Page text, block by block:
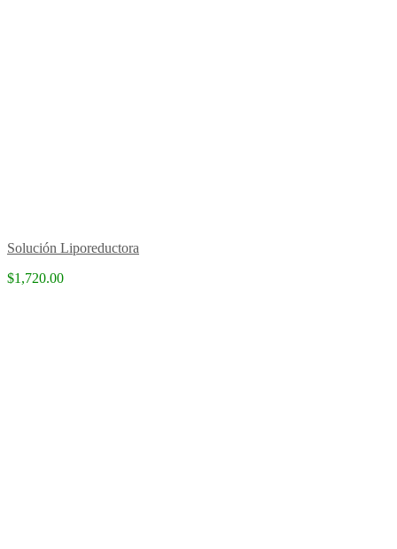
Solución Liporeductora
$1,720.00